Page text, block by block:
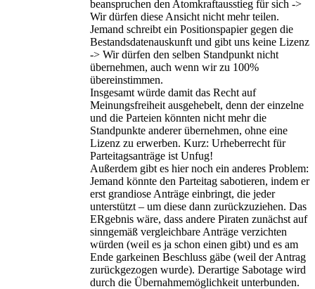
beanspruchen den Atomkraftausstieg für sich ->
Wir dürfen diese Ansicht nicht mehr teilen.
Jemand schreibt ein Positionspapier gegen die
Bestandsdatenauskunft und gibt uns keine Lizenz
-> Wir dürfen den selben Standpunkt nicht
übernehmen, auch wenn wir zu 100%
übereinstimmen.
Insgesamt würde damit das Recht auf
Meinungsfreiheit ausgehebelt, denn der einzelne
und die Parteien könnten nicht mehr die
Standpunkte anderer übernehmen, ohne eine
Lizenz zu erwerben. Kurz: Urheberrecht für
Parteitagsanträge ist Unfug!
Außerdem gibt es hier noch ein anderes Problem:
Jemand könnte den Parteitag sabotieren, indem er
erst grandiose Anträge einbringt, die jeder
unterstützt – um diese dann zurückzuziehen. Das
ERgebnis wäre, dass andere Piraten zunächst auf
sinngemäß vergleichbare Anträge verzichten
würden (weil es ja schon einen gibt) und es am
Ende garkeinen Beschluss gäbe (weil der Antrag
zurückgezogen wurde). Derartige Sabotage wird
durch die Übernahmemöglichkeit unterbunden.